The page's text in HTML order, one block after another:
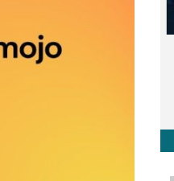
eventi: come la
a eliminare lo